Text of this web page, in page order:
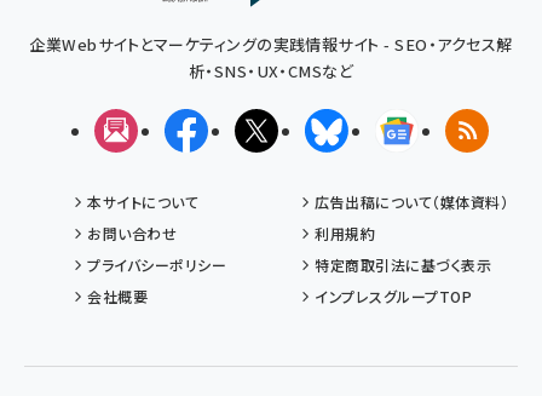
企業Webサイトとマーケティングの実践情報サイト - SEO・アクセス解
析・SNS・UX・CMSなど
メルマガFacebookX(エックス)BlueskyGoogleニュ
RSS
本サイトについて
広告出稿について（媒体資料）
お問い合わせ
利用規約
プライバシーポリシー
特定商取引法に基づく表示
会社概要
インプレスグループTOP